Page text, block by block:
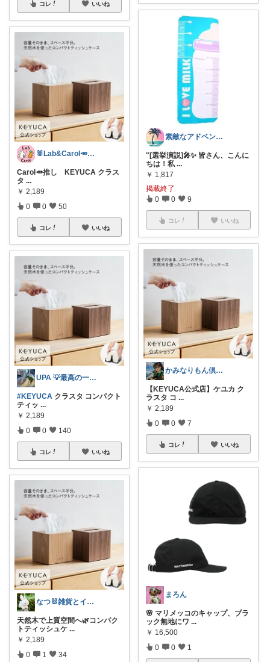
コレ いいね
🐰Lab&Carol🥕のｲﾝﾃﾘｱ
Carol🥕推し KEYUCA クラス
タ ...
￥ 2,189
0 0 50
コレ いいね
UPA 💡最高の一日を💡
#KEYUCA クラスタ コンパクト
ティッ ...
￥ 2,189
0 0 140
コレ いいね
なつ🐰雑貨とインテリア
天然木で上質空間へ🌿コンパク
トティッシュケ ...
￥ 2,189
0 1 34
素敵なアドベンチャー🌿
"[選挙演説]🎤✨ 皆さん、こんに
ちは！私 ...
￥ 1,817
掲載終了
0 0 9
コレ いいね
かみなりもん倶楽部
【KEYUCA公式店】ケユカ ク
ラスタ コ ...
￥ 2,189
0 0 7
コレ いいね
まろん
🌸 マリメッコのキャップ、ブラ
ック無地にワ ...
￥ 16,500
0 0 1